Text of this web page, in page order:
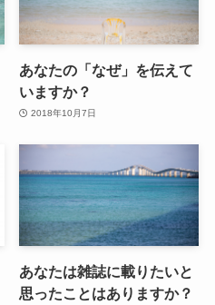
あなたの「なぜ」を伝えて
いますか？
2018年10月7日
あなたは雑誌に載りたいと
思ったことはありますか？